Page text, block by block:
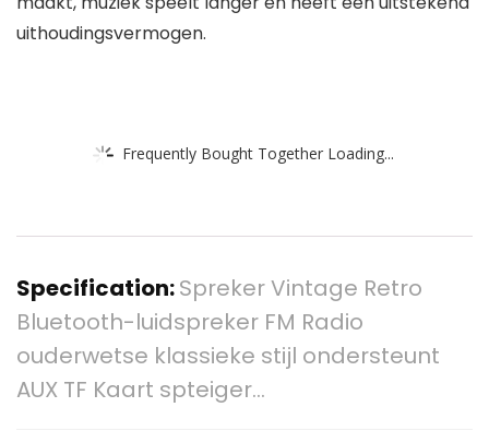
uithoudingsvermogen.
Frequently Bought Together Loading...
Specification:Spreker Vintage Retro
Bluetooth-luidspreker FM Radio
ouderwetse klassieke stijl ondersteunt
AUX TF Kaart spteiger…